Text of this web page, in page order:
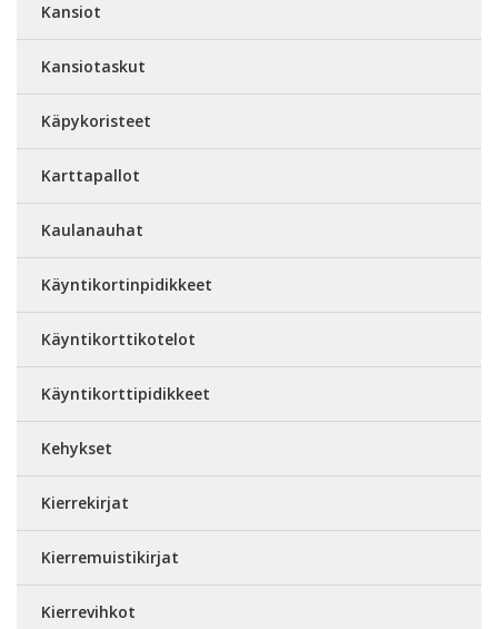
Kansiot
Kansiotaskut
Käpykoristeet
Karttapallot
Kaulanauhat
Käyntikortinpidikkeet
Käyntikorttikotelot
Käyntikorttipidikkeet
Kehykset
Kierrekirjat
Kierremuistikirjat
Kierrevihkot